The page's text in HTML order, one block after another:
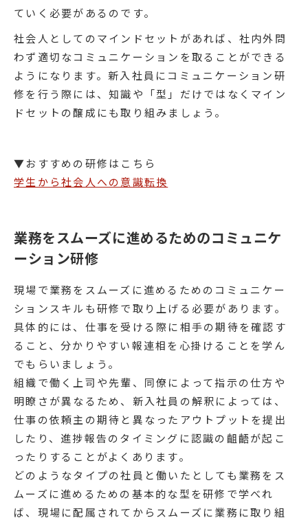
ていく必要があるのです。
社会人としてのマインドセットがあれば、社内外問
わず適切なコミュニケーションを取ることができる
ようになります。新入社員にコミュニケーション研
修を行う際には、知識や「型」だけではなくマイン
ドセットの醸成にも取り組みましょう。
▼おすすめの研修はこちら
学生から社会人への意識転換
業務をスムーズに進めるためのコミュニケ
ーション研修
現場で業務をスムーズに進めるためのコミュニケー
ションスキルも研修で取り上げる必要があります。
具体的には、仕事を受ける際に相手の期待を確認す
ること、分かりやすい報連相を心掛けることを学ん
でもらいましょう。
組織で働く上司や先輩、同僚によって指示の仕方や
明瞭さが異なるため、新入社員の解釈によっては、
仕事の依頼主の期待と異なったアウトプットを提出
したり、進捗報告のタイミングに認識の齟齬が起こ
ったりすることがよくあります。
どのようなタイプの社員と働いたとしても業務をス
ムーズに進めるための基本的な型を研修で学べれ
ば、現場に配属されてからスムーズに業務に取り組